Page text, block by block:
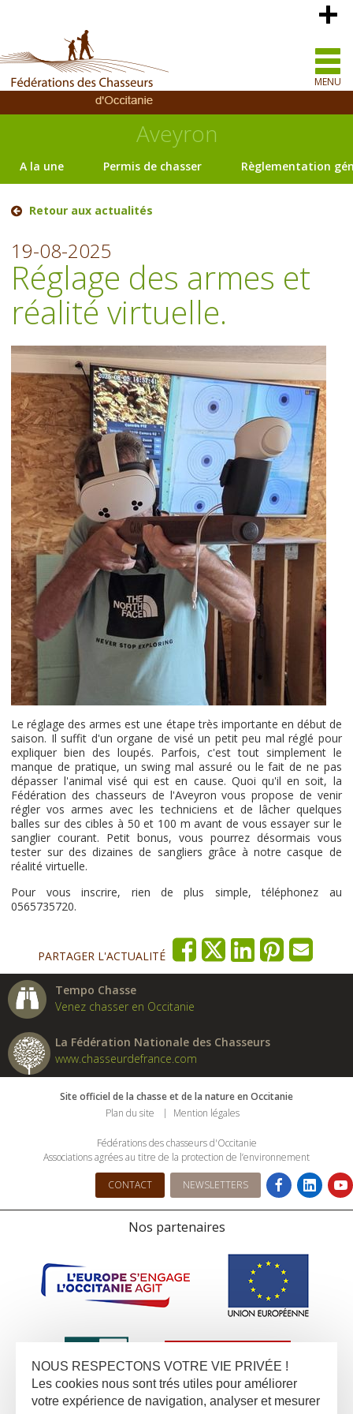
MENU
Aveyron
A la une Permis de chasser Règlementation
Retour aux actualités
19-08-2025
Réglage des armes et
réalité virtuelle.
Le réglage des armes est une étape très importante en début de
saison. Il suffit d'un organe de visé un petit peu mal réglé pour
expliquer bien des loupés. Parfois, c'est tout simplement le
manque de pratique, un swing mal assuré ou le fait de ne pas
dépasser l'animal visé qui est en cause. Quoi qu'il en soit, la
Fédération des chasseurs de l'Aveyron vous propose de venir
régler vos armes avec les techniciens et de lâcher quelques
balles sur des cibles à 50 et 100 m avant de vous essayer sur le
sanglier courant. Petit bonus, vous pourrez désormais vous
tester sur des dizaines de sangliers grâce à notre casque de
réalité virtuelle.
Pour vous inscrire, rien de plus simple, téléphonez au
0565735720.
PARTAGER L'ACTUALITÉ
Tempo Chasse
Venez chasser en Occitanie
La Fédération Nationale des Chasseurs
www.chasseurdefrance.com
Site officiel de la chasse et de la nature en Occitanie
Plan du site
Mention légales
Fédérations des chasseurs d'Occitanie
Associations agrées au titre de la protection de l’environnement
CONTACT NEWSLETTERS
Nos partenaires
NOUS RESPECTONS VOTRE VIE PRIVÉE !
Les cookies nous sont trés utiles pour améliorer
votre expérience de navigation, analyser et mesurer